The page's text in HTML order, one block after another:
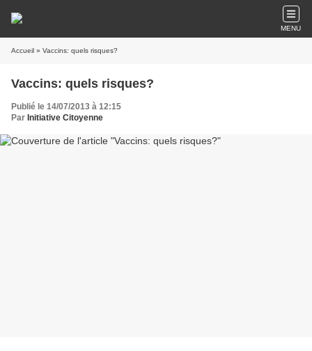
MENU
Accueil » Vaccins: quels risques?
Vaccins: quels risques?
Publié le 14/07/2013 à 12:15
Par Initiative Citoyenne